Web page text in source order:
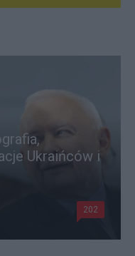
Ukraińców i
202